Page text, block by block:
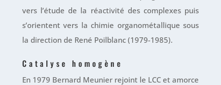
vers l’étude de la réactivité des complexes puis
s’orientent vers la chimie organométallique sous
la direction de René Poilblanc (1979-1985).
Catalyse homogène
En 1979 Bernard Meunier rejoint le LCC et amorce